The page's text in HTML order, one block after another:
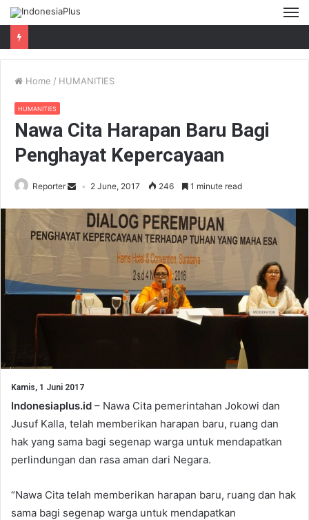
Home / HUMANITIES
HUMANITIES
Nawa Cita Harapan Baru Bagi
Penghayat Kepercayaan
Reporter 2 June, 2017 246 1 minute read
Kamis, 1 Juni 2017
Indonesiaplus.id – Nawa Cita pemerintahan Jokowi dan
Jusuf Kalla, telah memberikan harapan baru, ruang dan
hak yang sama bagi segenap warga untuk mendapatkan
perlindungan dan rasa aman dari Negara.
“Nawa Cita telah memberikan harapan baru, ruang dan hak
sama bagi segenap warga untuk mendapatkan